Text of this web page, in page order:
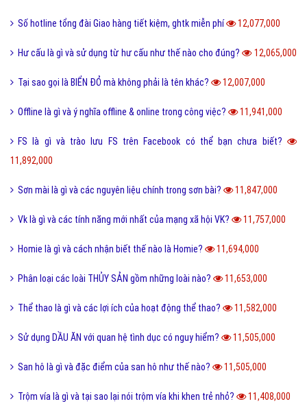
Số hotline tổng đài Giao hàng tiết kiệm, ghtk miễn phí 12,077,000
Hư cấu là gì và sử dụng từ hư cấu như thế nào cho đúng? 12,065,000
Tại sao gọi là BIỂN ĐỎ mà không phải là tên khác? 12,007,000
Offline là gì và ý nghĩa offline & online trong công việc? 11,941,000
FS là gì và trào lưu FS trên Facebook có thể bạn chưa biết?
11,892,000
Sơn mài là gì và các nguyên liệu chính trong sơn bài? 11,847,000
Vk là gì và các tính năng mới nhất của mạng xã hội VK? 11,757,000
Homie là gì và cách nhận biết thế nào là Homie? 11,694,000
Phân loại các loài THỦY SẢN gồm những loài nào? 11,653,000
Thể thao là gì và các lợi ích của hoạt động thể thao? 11,582,000
Sử dụng DẦU ĂN với quan hệ tình dục có nguy hiểm? 11,505,000
San hô là gì và đặc điểm của san hô như thế nào? 11,505,000
Trộm vía là gì và tại sao lại nói trộm vía khi khen trẻ nhỏ? 11,408,000